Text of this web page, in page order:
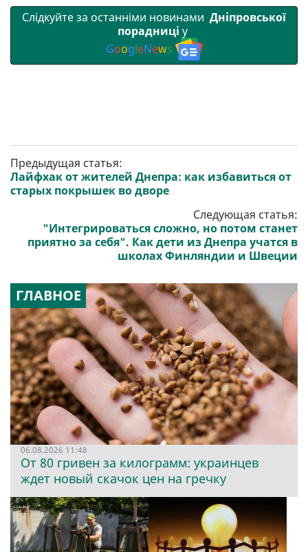
Слідкуйте за останніми новинами Дніпровської
порадниці у
GoogleNews
Предыдущая статья:
Лайфхак от жителей Днепра: как избавиться от
старых покрышек во дворе
Следующая статья:
"Интегрироваться сложно, но потом станет
приятно за себя". Как дети из Днепра учатся в
школах Финляндии и Швеции
ГЛАВНОЕ
06.08.2026 11:48
От 80 гривен за килограмм: украинцев
ждет новый скачок цен на гречку